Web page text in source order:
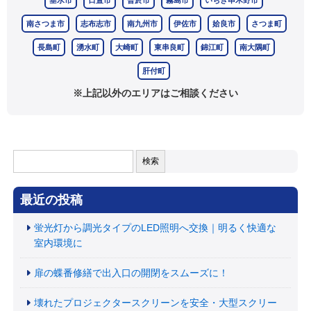
南さつま市 志布志市 南九州市 伊佐市 姶良市 さつま町
長島町 湧水町 大崎町 東串良町 錦江町 南大隅町
肝付町
※上記以外のエリアはご相談ください
索:
最近の投稿
蛍光灯から調光タイプのLED照明へ交換｜明るく快適な
室内環境に
扉の蝶番修繕で出入口の開閉をスムーズに！
壊れたプロジェクタースクリーンを安全・大型スクリー